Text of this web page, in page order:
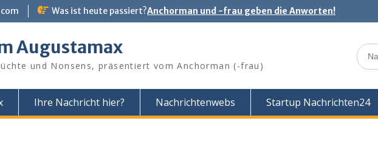
Was ist heute passiert?Anchorman und -frau geben die Anworten!
Augustamax
und Nonsens, präsentiert vom Anchorman (-frau)
Search
for:
Ihre Nachricht hier? Nachrichtenwebs Startup Nachrichten24